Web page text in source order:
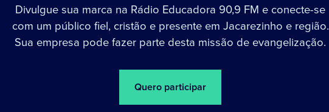
Divulgue sua marca na Rádio Educadora 90,9 FM e conecte-se
com um público fiel, cristão e presente em Jacarezinho e região.
Sua empresa pode fazer parte desta missão de evangelização.
Quero participar